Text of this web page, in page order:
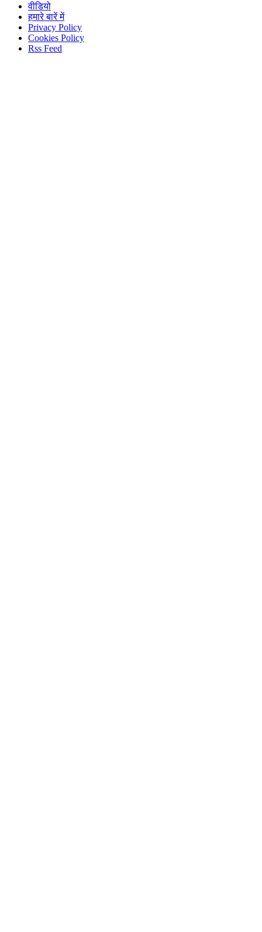
वीडियो
हमारे बारें में
Privacy Policy
Cookies Policy
Rss Feed